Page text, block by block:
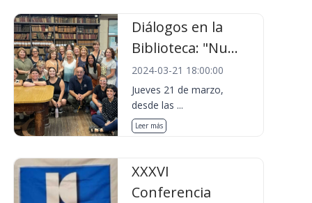
Diálogos en la
Biblioteca: "Nu...
2024-03-21 18:00:00
Jueves 21 de marzo,
desde las ...
Leer más
XXXVI
Conferencia